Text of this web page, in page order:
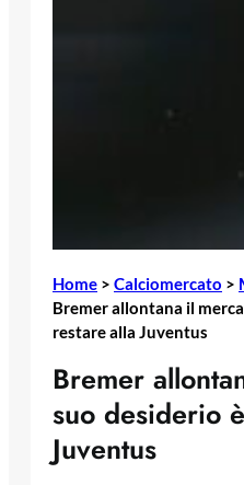
Home > Calciomercato >
Bremer allontana il
restare alla Juventus
Bremer
suo desiderio
Juventus